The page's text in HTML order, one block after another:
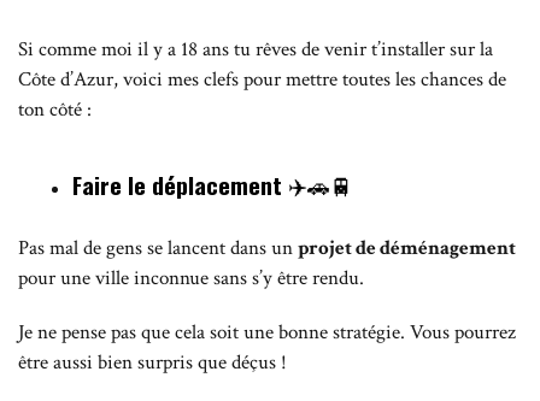
Si comme moi il y a 18 ans tu rêves de venir t’installer sur la
Côte d’Azur, voici mes clefs pour mettre toutes les chances de
ton côté :
Faire le déplacement ✈️🚗🚆
Pas mal de gens se lancent dans unprojet de déménagement
pour une ville inconnue sans s’y être rendu.
Je ne pense pas que cela soit une bonne stratégie. Vous pourrez
être aussi bien surpris que déçus !